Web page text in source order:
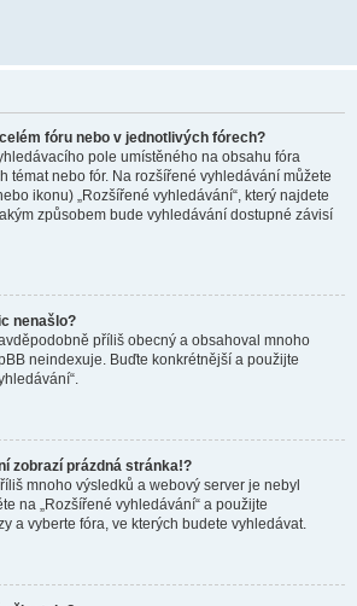
fóru nebo v jednotlivých fórech?
pole umístěného na obsahu fóra
témat nebo fór. Na rozšířené vyhledávání můžete
ikonu) „Rozšířené vyhledávání“, který najdete
způsobem bude vyhledávání dostupné závisí
nenašlo?
příliš obecný a obsahoval mnoho
neindexuje. Buďte konkrétnější a použijte
zobrazí prázdná stránka!?
mnoho výsledků a webový server je nebyl
na „Rozšířené vyhledávání“ a použijte
a vyberte fóra, ve kterých budete vyhledávat.